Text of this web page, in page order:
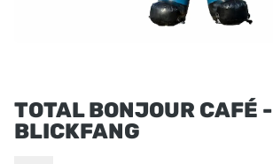
TOTAL BONJOUR CAFÉ -
BLICKFANG